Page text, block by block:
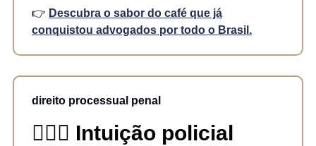
👉 Descubra o sabor do café que já
conquistou advogados por todo o Brasil.
direito processual penal
👮🏻‍♂️ Intuição policial